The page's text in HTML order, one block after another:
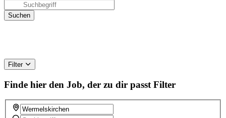
Filter
Finde hier den Job, der zu dir passt Filter